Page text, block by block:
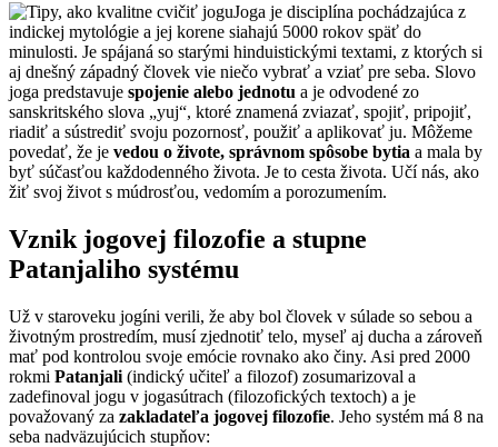
Joga je disciplína pochádzajúca z
indickej mytológie a jej korene siahajú 5000 rokov späť do
minulosti. Je spájaná so starými hinduistickými textami, z ktorých si
aj dnešný západný človek vie niečo vybrať a vziať pre seba. Slovo
joga predstavuje spojenie alebo jednotu a je odvodené zo
sanskritského slova „yuj“, ktoré znamená zviazať, spojiť, pripojiť,
riadiť a sústrediť svoju pozornosť, použiť a aplikovať ju. Môžeme
povedať, že je vedou o živote, správnom spôsobe bytia a mala by
byť súčasťou každodenného života. Je to cesta života. Učí nás, ako
žiť svoj život s múdrosťou, vedomím a porozumením.
Vznik jogovej filozofie a stupne
Patanjaliho systému
Už v staroveku jogíni verili, že aby bol človek v súlade so sebou a
životným prostredím, musí zjednotiť telo, myseľ aj ducha a zároveň
mať pod kontrolou svoje emócie rovnako ako činy. Asi pred 2000
rokmi Patanjali (indický učiteľ a filozof) zosumarizoval a
zadefinoval jogu v jogasútrach (filozofických textoch) a je
považovaný za zakladateľa jogovej filozofie. Jeho systém má 8 na
seba nadväzujúcich stupňov: